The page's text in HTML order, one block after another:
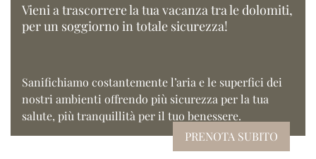
Vieni a trascorrere la tua vacanza tra le dolomiti,
per un soggiorno in totale sicurezza!
Sanifichiamo costantemente l’aria e le superfici dei
nostri ambienti offrendo più sicurezza per la tua
salute, più tranquillità per il tuo benessere.
PRENOTA SUBITO